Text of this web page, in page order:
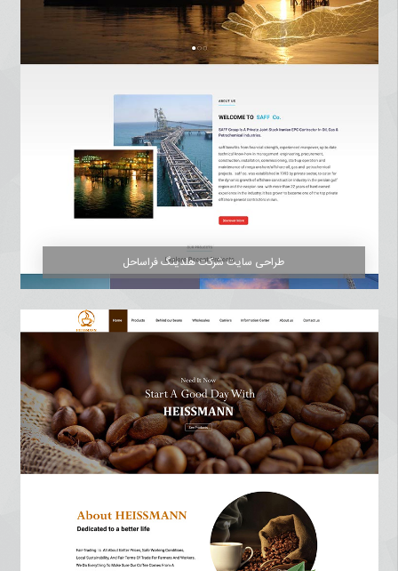
طراحی سایت شرکت هلدینگ فراساحل